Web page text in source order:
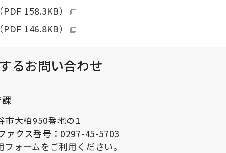
158.3KB）
146.8KB）
るお問い合わせ
市大柏950番地の1
ァクス番号：0297-45-5703
ォームをご利用ください。